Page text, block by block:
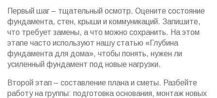
Первый шаг – тщательный осмотр. Оцените состояние
фундамента, стен, крыши и коммуникаций. Запишите,
что требует замены, а что можно сохранить. На этом
этапе часто используют нашу статью «Глубина
фундамента для дома», чтобы понять, нужен ли
усиленный фундамент под новые нагрузки.
Второй этап – составление плана и сметы. Разбейте
работу на группы: подготовка основания, монтаж новых